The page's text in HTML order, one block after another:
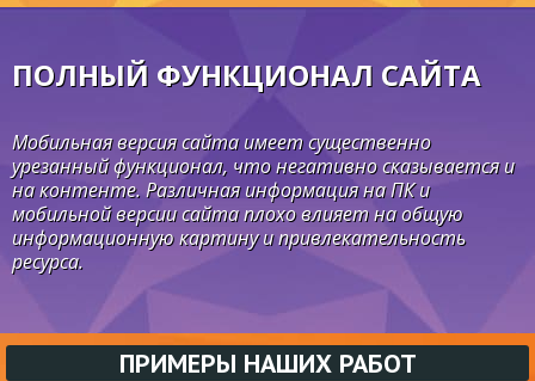
ПОЛНЫЙ ФУНКЦИОНАЛ САЙТА
Мобильная версия сайта имеет существенно
урезанный функционал, что негативно сказывается и
на контенте. Различная информация на ПК и
мобильной версии сайта плохо влияет на общую
информационную картину и привлекательность
ресурса.
ПРИМЕРЫ НАШИХ РАБОТ